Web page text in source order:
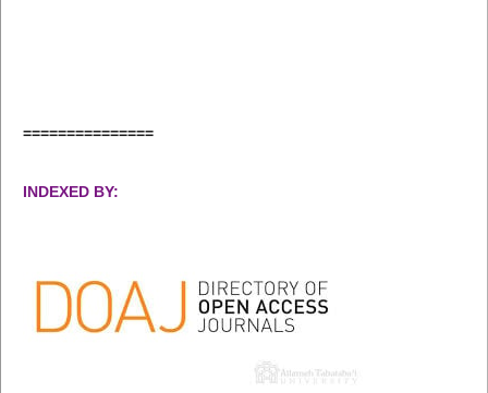
===============
INDEXED BY: